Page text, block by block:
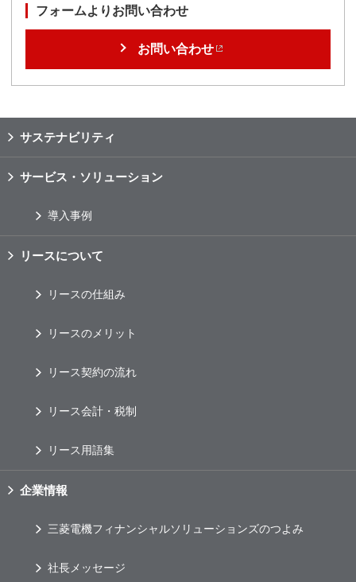
フォームよりお問い合わせ
お問い合わせ
サステナビリティ
サービス・ソリューション
導入事例
リースについて
リースの仕組み
リースのメリット
リース契約の流れ
リース会計・税制
リース用語集
企業情報
三菱電機フィナンシャルソリューションズのつよみ
社長メッセージ